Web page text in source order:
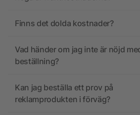
Finns det dolda kostnader?
Vad händer om jag inte är nöjd
beställning?
Kan jag beställa ett prov på
reklamprodukten i förväg?